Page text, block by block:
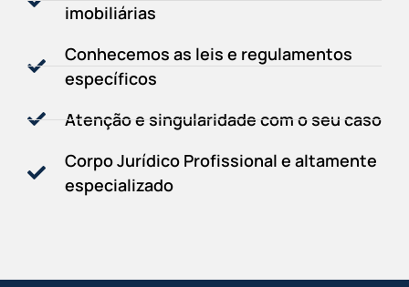
imobiliárias
Conhecemos as leis e regulamentos
específicos
Atenção e singularidade com o seu caso
Corpo Jurídico Profissional e altamente
especializado